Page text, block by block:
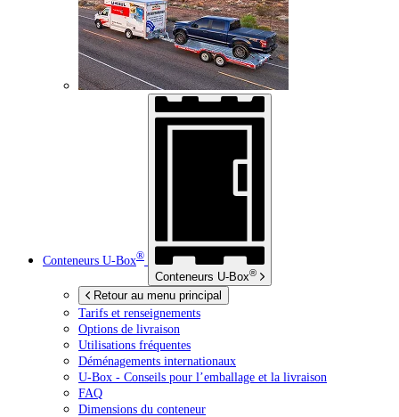
Conteneurs U-Box®
Conteneurs U-Box®
Retour au menu principal
Tarifs et renseignements
Options de livraison
Utilisations fréquentes
Déménagements internationaux
U-Box - Conseils pour l’emballage et la livraison
FAQ
Dimensions du conteneur